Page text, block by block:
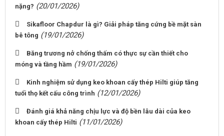
nặng? (20/01/2026)
Sikafloor Chapdur là gì? Giải pháp tăng cứng bề mặt sàn
bê tông (19/01/2026)
Băng trương nở chống thấm có thực sự cần thiết cho
móng và tầng hầm (19/01/2026)
Kinh nghiệm sử dụng keo khoan cấy thép Hilti giúp tăng
tuổi thọ kết cấu công trình (12/01/2026)
Đánh giá khả năng chịu lực và độ bền lâu dài của keo
khoan cấy thép Hilti (11/01/2026)